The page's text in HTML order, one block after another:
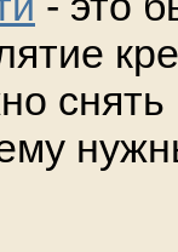
ему